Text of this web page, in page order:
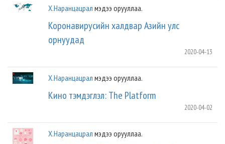
Х.Наранцацрал мэдээ орууллаа.
Коронавирусийн халдвар Азийн улс
орнуудад
2020-04-13
Х.Наранцацрал мэдээ орууллаа.
Кино тэмдэглэл: The Platform
2020-04-02
Х.Наранцацрал мэдээ орууллаа.